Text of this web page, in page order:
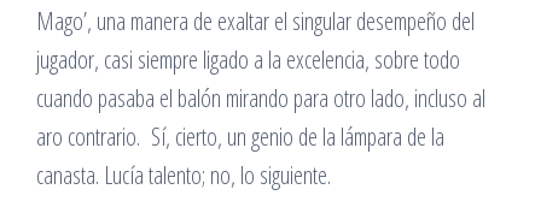
Mago’, una manera de exaltar el singular desempeño del
jugador, casi siempre ligado a la excelencia, sobre todo
cuando pasaba el balón mirando para otro lado, incluso al
aro contrario. Sí, cierto, un genio de la lámpara de la
canasta. Lucía talento; no, lo siguiente.